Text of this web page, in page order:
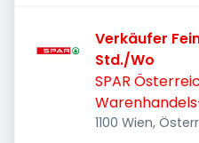
Verkäufer
Std./Wo
SPAR
1100 Wien,